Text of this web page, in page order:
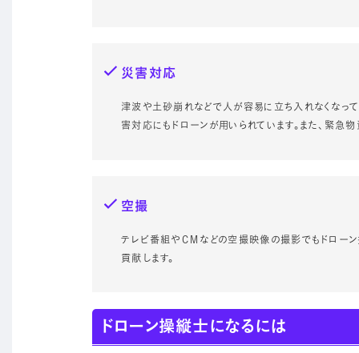
災害対応
津波や土砂崩れなどで人が容易に立ち入れなくなっ
害対応にもドローンが用いられています。また、緊急
空撮
テレビ番組やＣＭなどの空撮映像の撮影でもドロー
貢献します。
ドローン操縦士になるには